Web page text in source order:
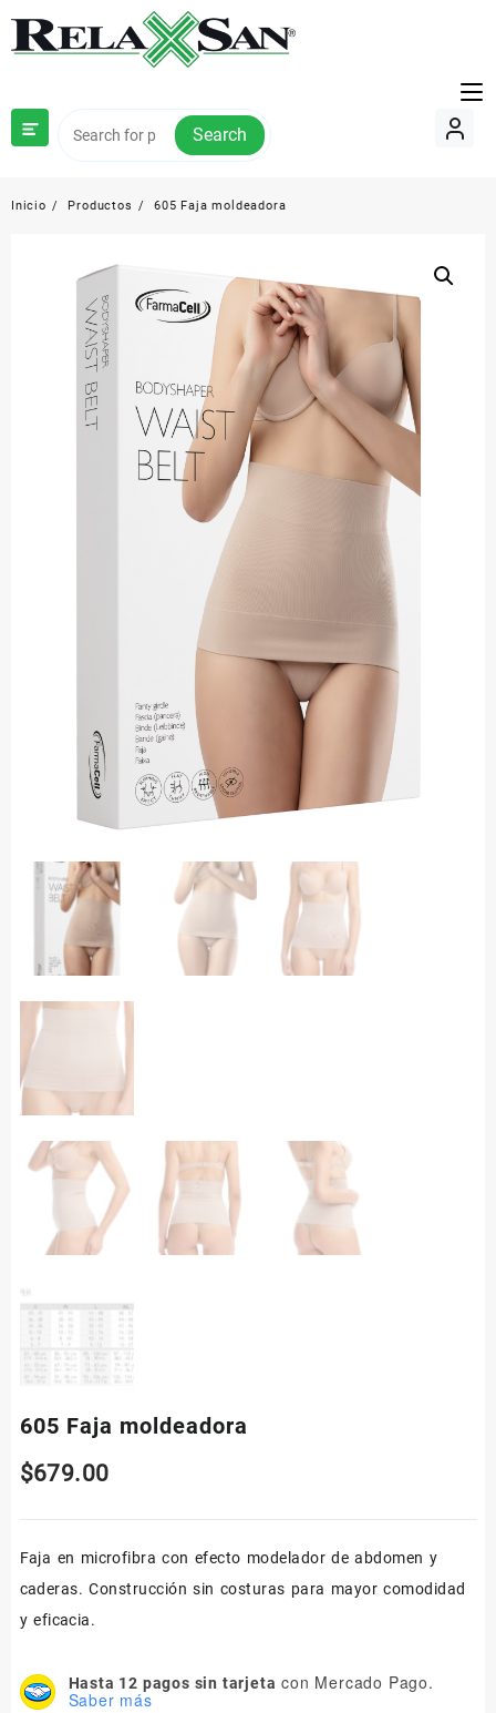
contenido
Search
Inicio Productos 605 Faja moldeadora
605 Faja moldeadora
$679.00
Faja en microfibra con efecto modelador de abdomen y
caderas. Construcción sin costuras para mayor comodidad
y eficacia.
Hasta 12 pagos sin tarjeta con Mercado Pago.
Saber más